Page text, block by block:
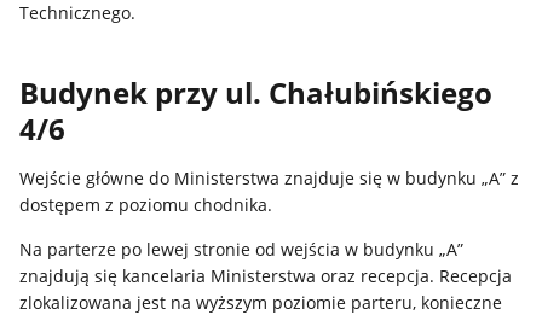
Technicznego.
Budynek przy ul. Chałubińskiego
4/6
Wejście główne do Ministerstwa znajduje się w budynku „A” z
dostępem z poziomu chodnika.
Na parterze po lewej stronie od wejścia w budynku „A”
znajdują się kancelaria Ministerstwa oraz recepcja. Recepcja
zlokalizowana jest na wyższym poziomie parteru, konieczne